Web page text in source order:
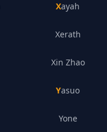
Xayah
Xerath
Xin Zhao
Yasuo
Yone